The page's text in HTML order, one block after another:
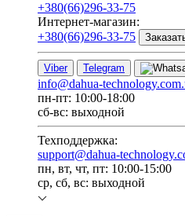
+380(66)296-33-75
Интернет-магазин:
+380(66)296-33-75
Viber Telegram
info@dahua-
пн-пт: 10:00-18:00
сб-вс: выходной
Техподдержка:
support@dahua-
пн, вт, чт, пт: 10:00-15:00
ср, сб, вс: выходной